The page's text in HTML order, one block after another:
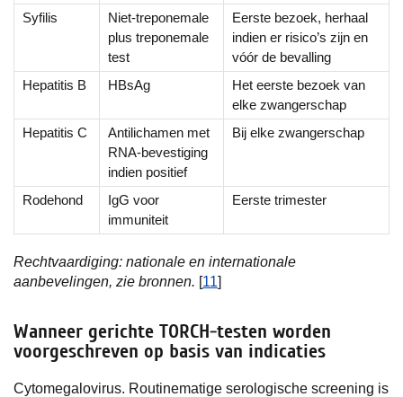
Syfilis
Niet-treponemale
plus treponemale
test
Eerste bezoek, herhaal
indien er risico’s zijn en
vóór de bevalling
Hepatitis B
HBsAg
Het eerste bezoek van
elke zwangerschap
Hepatitis C
Antilichamen met
RNA-bevestiging
indien positief
Bij elke zwangerschap
Rodehond
IgG voor
immuniteit
Eerste trimester
Rechtvaardiging: nationale en internationale
aanbevelingen, zie bronnen. [11]
Wanneer gerichte TORCH-testen worden
voorgeschreven op basis van indicaties
Cytomegalovirus. Routinematige serologische screening is